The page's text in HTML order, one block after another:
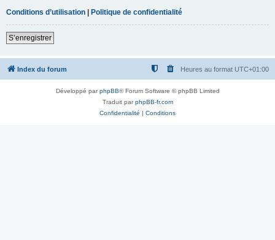
Conditions d’utilisation | Politique de confidentialité
S’enregistrer
Index du forum Heures au format UTC+01:00
Développé parphpBB® Forum Software © phpBB Limited
Traduit parphpBB-fr.com
Confidentialité | Conditions